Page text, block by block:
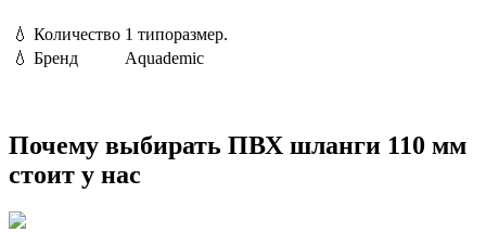
💧 Количество 1 типоразмер.
💧 Бренд Aquademic
Почему выбирать ПВХ шланги 110 мм
стоит у нас